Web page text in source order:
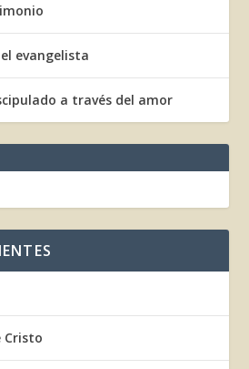
evangelista
a través del amor
Cristo